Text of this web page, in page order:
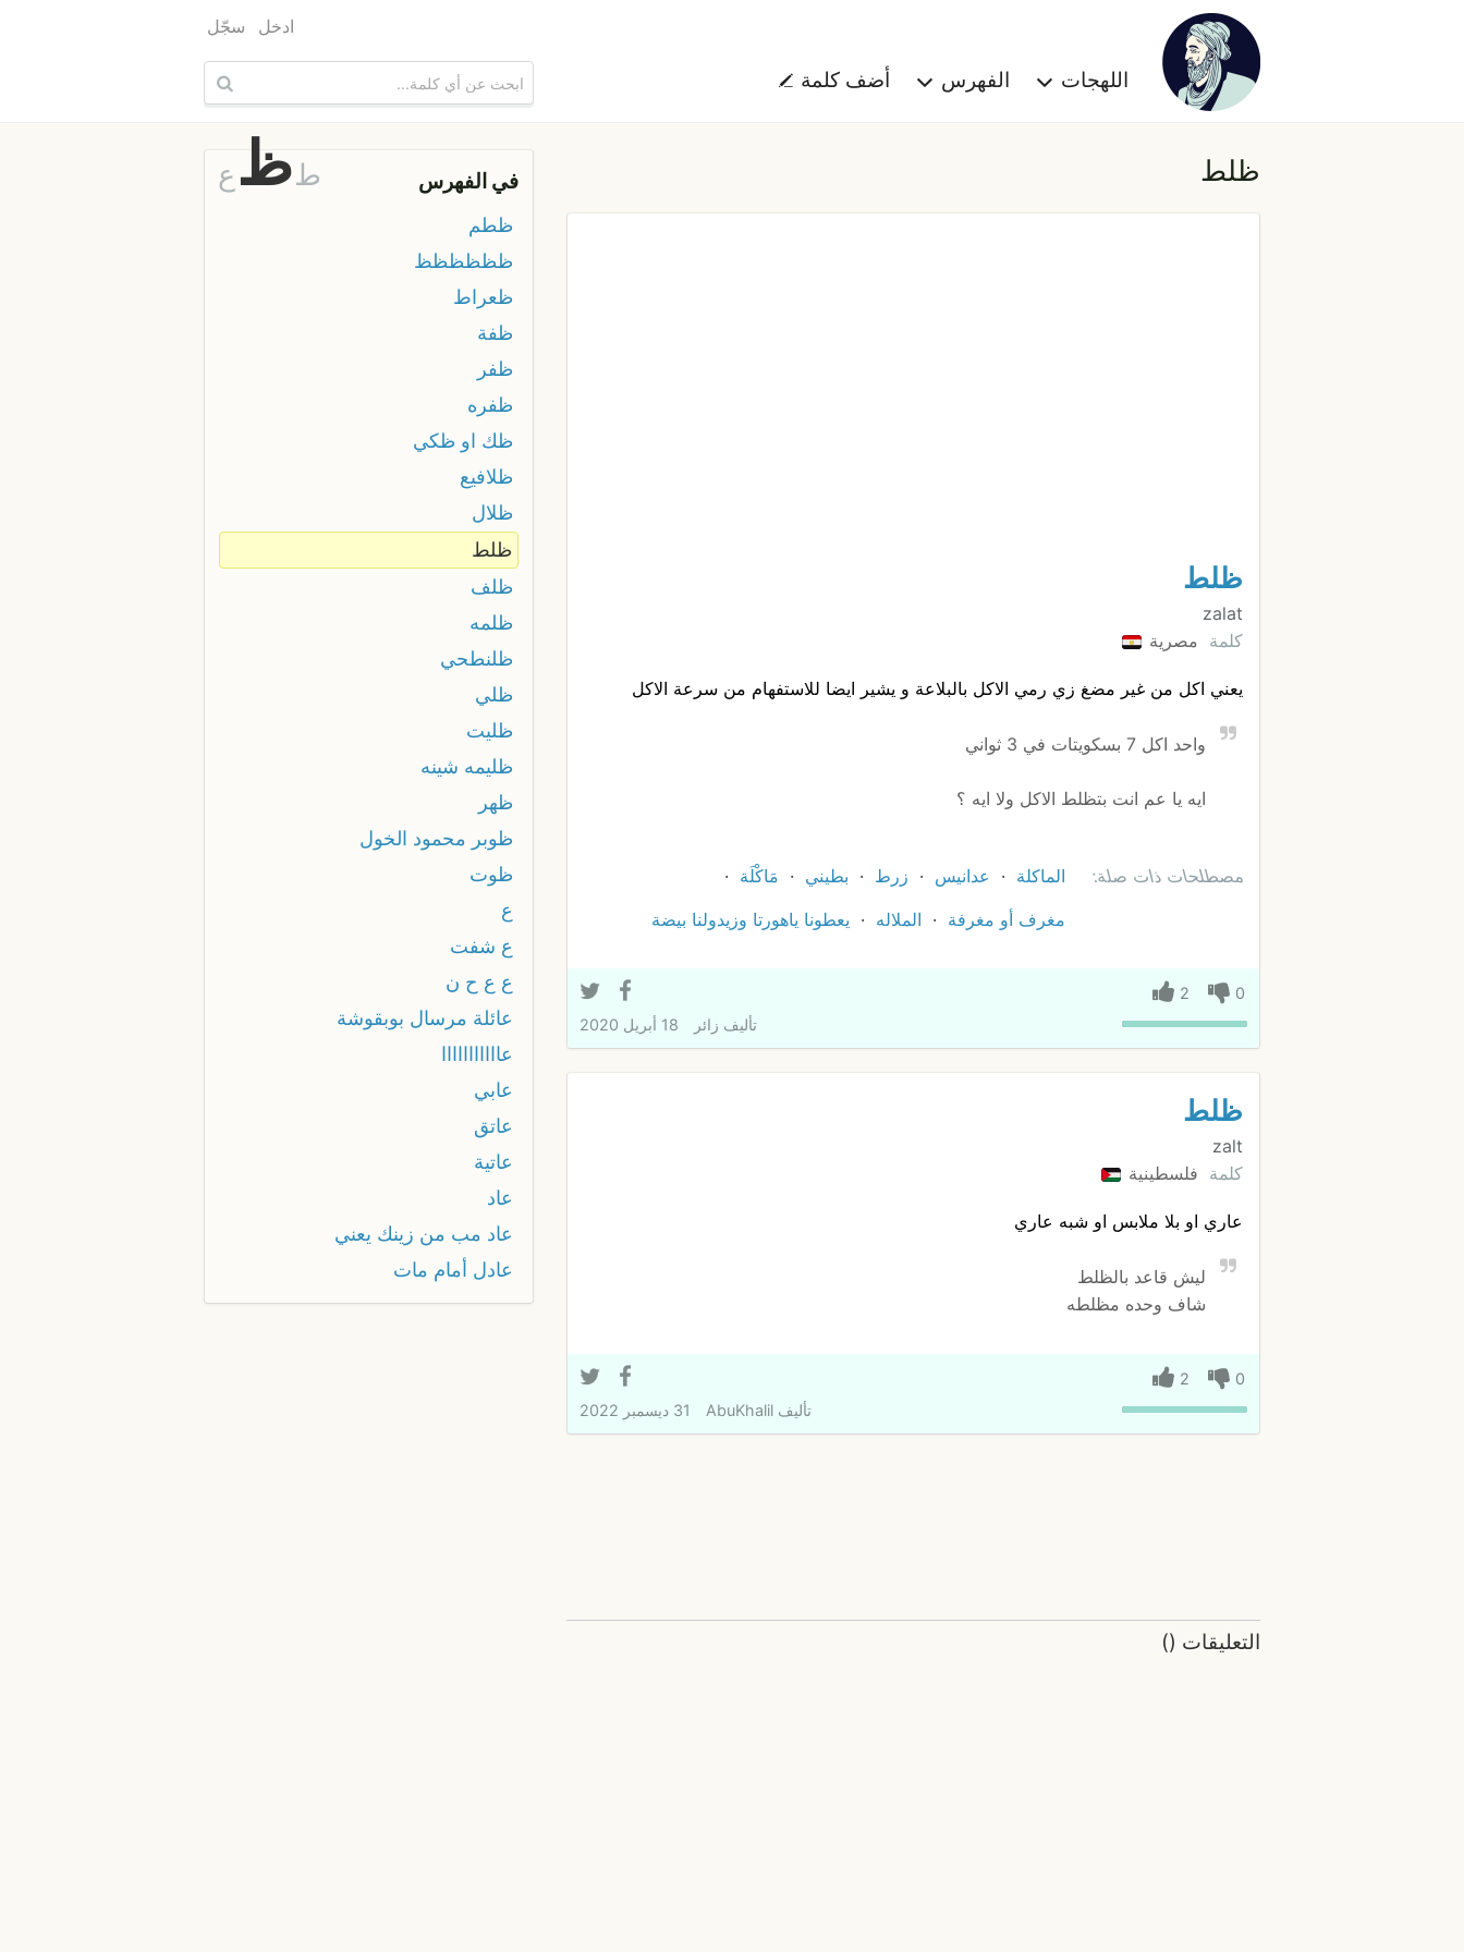
اللهجات الفهرس أضف كلمة
ادخل سجّل
ظلط
ظلط
zalat
كلمة مصرية
يعني اكل من غير مضغ زي رمي الاكل بالبلاعة و يشير ايضا للاستفهام من سرعة الاكل
واحد اكل 7 بسكويتات في 3 ثواني
ايه يا عم انت بتظلط الاكل ولا ايه ؟
مصطلحات ذات صلة: الماكلة عدانيس زرط بطيني
مَاكْلَة
مغرف أو مغرفة
الملاله يعطونا ياهورتا وزيدولنا بيضة
0
2
تأليف زائر 18 أبريل 2020
ظلط
zalt
كلمة فلسطينية
عاري او بلا ملابس او شبه عاري
ليش قاعد بالظلط
شاف وحده مظلطه
0
2
تأليفAbuKhalil 31 ديسمبر 2022
التعليقات (
)
في الفهرس طظ ع
ظطم
ظظظظظظ
ظعراط
ظفة
ظفر
ظفره
ظك او ظكي
ظلافيع
ظلال
ظلط
ظلف
ظلمه
ظلنطحي
ظلي
ظليت
ظليمه شينه
ظهر
ظوبر محمود الخول
ظوت
ع
ع شفت
ع ع ح ن
عائلة مرسال بوبقوشة
عااااااااااا
عابي
عاتق
عاتية
عاد
عاد مب من زينك يعني
عادل أمام مات